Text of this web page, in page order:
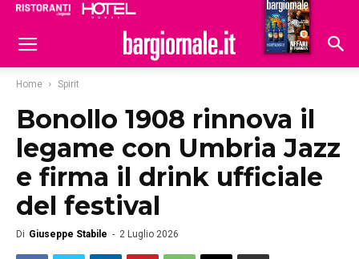
Hoteldomani
Home Spirit
Bonollo 1908 rinnova il
legame con Umbria Jazz
e firma il drink ufficiale
del festival
Di Giuseppe Stabile - 2 Luglio 2026